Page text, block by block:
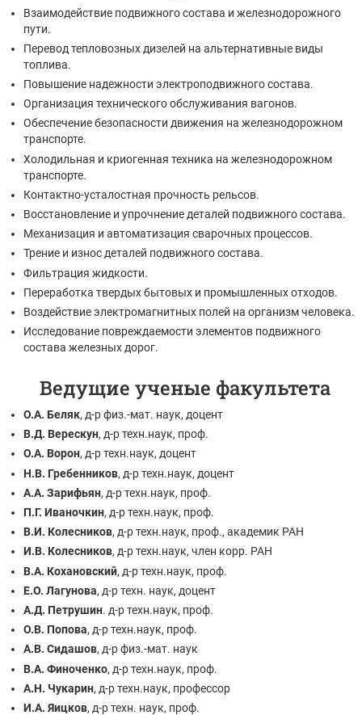
Взаимодействие подвижного состава и железнодорожного
пути.
Перевод тепловозных дизелей на альтернативные виды
топлива.
Повышение надежности электроподвижного состава.
Организация технического обслуживания вагонов.
Обеспечение безопасности движения на железнодорожном
транспорте.
Холодильная и криогенная техника на железнодорожном
транспорте.
Контактно-усталостная прочность рельсов.
Восстановление и упрочнение деталей подвижного состава.
Механизация и автоматизация сварочных процессов.
Трение и износ деталей подвижного состава.
Фильтрация жидкости.
Переработка твердых бытовых и промышленных отходов.
Воздействие электромагнитных полей на организм человека.
Исследование повреждаемости элементов подвижного
состава железных дорог.
Ведущие ученые факультета
О.А. Беляк, д-р физ.-мат. наук, доцент
В.Д. Верескун, д-р техн.наук, проф.
О.А. Ворон, д-р техн.наук, доцент
Н.В. Гребенников, д-р техн.наук, доцент
А.А. Зарифьян, д-р техн.наук, проф.
П.Г. Иваночкин, д-р техн.наук, проф.
В.И. Колесников, д-р техн.наук, проф., академик РАН
И.В. Колесников, д-р техн.наук, член корр. РАН
В.А. Кохановский, д-р техн.наук, проф.
Е.О. Лагунова, д-р техн. наук, доцент
А.Д. Петрушин. д-р техн.наук, проф.
О.В. Попова, д-р техн.наук, проф.
А.В. Сидашов, д-р физ.-мат. наук
В.А. Финоченко, д-р техн.наук, проф.
А.Н. Чукарин, д-р техн.наук, профессор
И.А. Яицков, д-р техн. наук, проф.